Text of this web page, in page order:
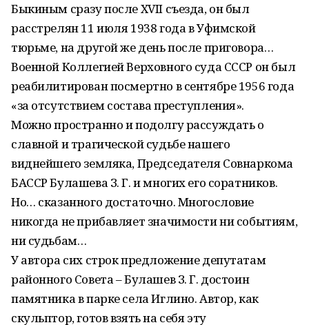
Быкиным сразу после XVII съезда, он был
расстрелян 11 июля 1938 года в Уфимской
тюрьме, на другой же день после приговора…
Военной Коллегией Верховного суда СССР он был
реабилитирован посмертно в сентябре 1956 года
«за отсутствием состава преступления».
Можно пространно и подолгу рассуждать о
славной и трагической судьбе нашего
виднейшего земляка, Председателя Совнаркома
БАССР Булашева З. Г. и многих его соратников.
Но… сказанного достаточно. Многословие
никогда не прибавляет значимости ни событиям,
ни судьбам…
У автора сих строк предложение депутатам
районного Совета – Булашев З. Г. достоин
памятника в парке села Иглино. Автор, как
скульптор, готов взять на себя эту